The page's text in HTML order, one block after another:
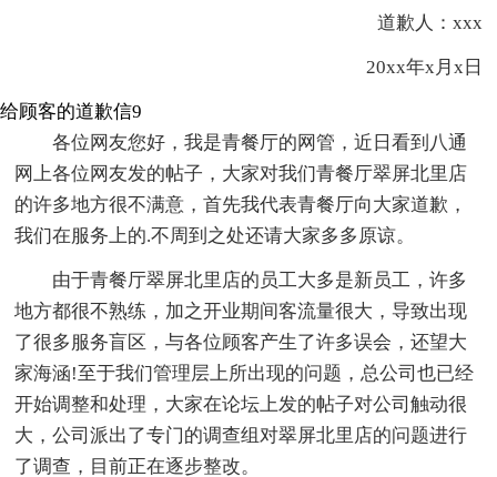
道歉人：xxx
20xx年x月x日
给顾客的道歉信9
各位网友您好，我是青餐厅的网管，近日看到八通
网上各位网友发的帖子，大家对我们青餐厅翠屏北里店
的许多地方很不满意，首先我代表青餐厅向大家道歉，
我们在服务上的.不周到之处还请大家多多原谅。
由于青餐厅翠屏北里店的员工大多是新员工，许多
地方都很不熟练，加之开业期间客流量很大，导致出现
了很多服务盲区，与各位顾客产生了许多误会，还望大
家海涵!至于我们管理层上所出现的问题，总公司也已经
开始调整和处理，大家在论坛上发的帖子对公司触动很
大，公司派出了专门的调查组对翠屏北里店的问题进行
了调查，目前正在逐步整改。